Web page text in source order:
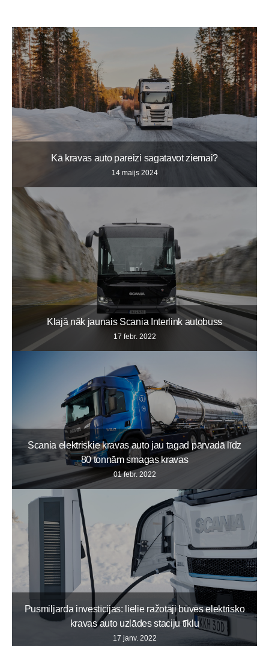
Kā kravas auto pareizi sagatavot ziemai?
14 maijs 2024
Klajā nāk jaunais Scania Interlink autobuss
17 febr. 2022
Scania elektriskie kravas auto jau tagad pārvadā līdz
80 tonnām smagas kravas
01 febr. 2022
Pusmiljarda investīcijas: lielie ražotāji būvēs elektrisko
kravas auto uzlādes staciju tīklu
17 janv. 2022